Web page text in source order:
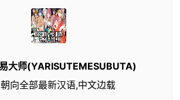
大师(YARISUTEMESUBUTA)
向全部最新汉语,中文边载